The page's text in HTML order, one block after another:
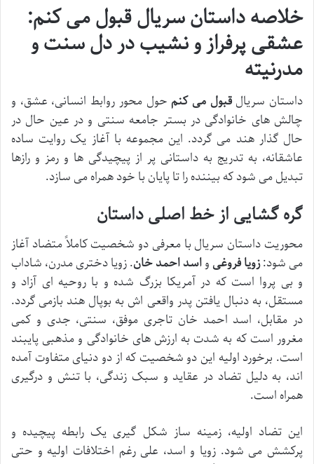
خلاصه داستان سریال قبول می کنم:
عشقی پرفراز و نشیب در دل سنت و
مدرنیته
داستان سریالقبول می کنم حول محور روابط انسانی، عشق، و
چالش های خانوادگی در بستر جامعه سنتی و در عین حال در
حال گذار هند می گردد. این مجموعه با آغاز یک روایت ساده
عاشقانه، به تدریج به داستانی پر از پیچیدگی ها و رمز و رازها
تبدیل می شود که بیننده را تا پایان با خود همراه می سازد.
گره گشایی از خط اصلی داستان
محوریت داستان سریال با معرفی دو شخصیت کاملاً متضاد آغاز
می شود:زویا فروغی واسد احمد خان. زویا دختری مدرن، شاداب
و بی پروا است که در آمریکا بزرگ شده و با روحیه ای آزاد و
مستقل، به دنبال یافتن پدر واقعی اش به بوپال هند بازمی گردد.
در مقابل، اسد احمد خان تاجری موفق، سنتی، جدی و کمی
مغرور است که به شدت به ارزش های خانوادگی و مذهبی پایبند
است. برخورد اولیه این دو شخصیت که از دو دنیای متفاوت آمده
اند، به دلیل تضاد در عقاید و سبک زندگی، با تنش و درگیری
همراه است.
این تضاد اولیه، زمینه ساز شکل گیری یک رابطه پیچیده و
پرکشش می شود. زویا و اسد، علی رغم اختلافات اولیه و حتی